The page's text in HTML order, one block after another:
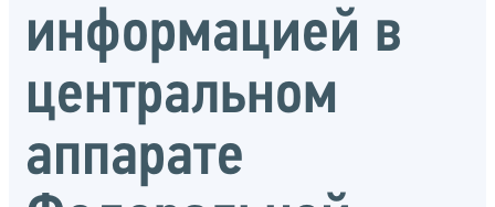
информацией в
центральном
аппарате